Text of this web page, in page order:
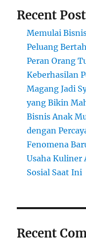
Recent
Memulai
Peluang
Peran Orang
Keberhasilan
Magang Jadi
yang Bikin
Bisnis Anak
dengan
Fenomena
Usaha Kuliner
Sosial Saat Ini
Recent